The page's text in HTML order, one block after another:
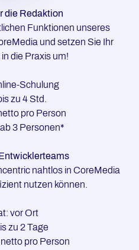
die Redaktion
Funktionen unseres
und setzen Sie Ihr
die Praxis um!
Schulung
zu 4 Std.
pro Person
3 Personen*
nahtlos in CoreMedia
nutzen können.
vor Ort
zu 2 Tage
pro Person